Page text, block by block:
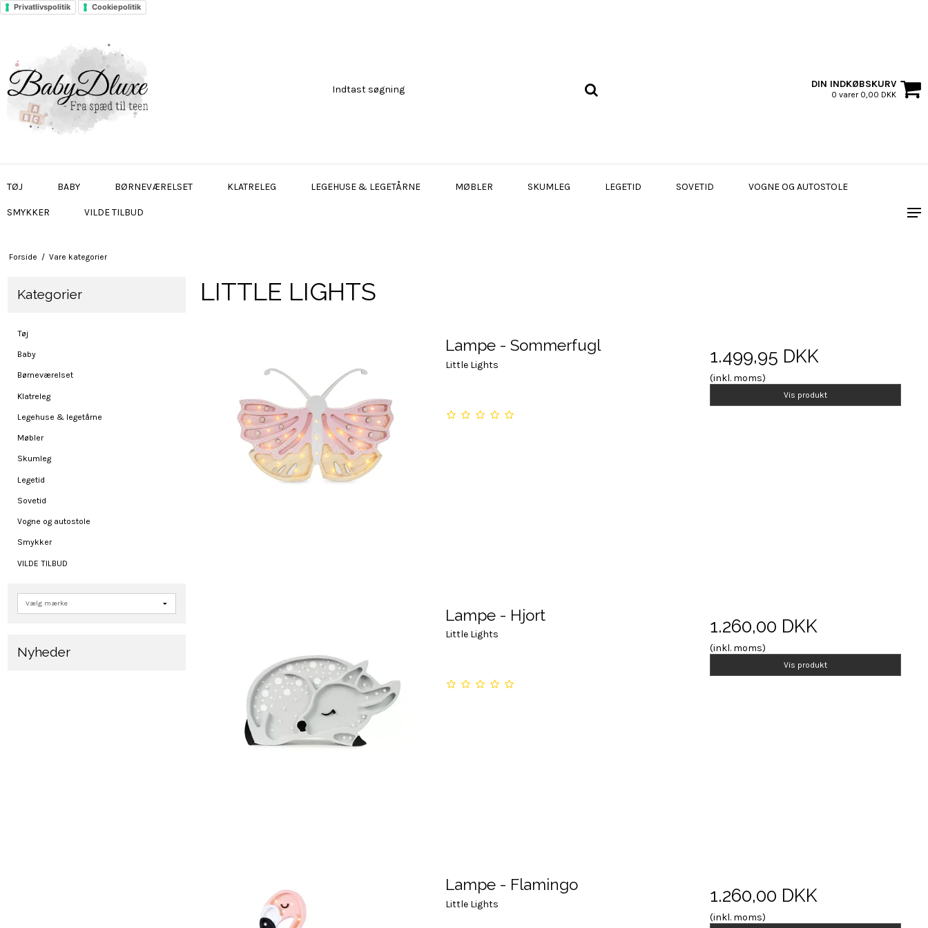
Privatlivspolitik Cookiepolitik
DIN INDKØBSKURV
0 varer 0,00 DKK
TØJ BABY BØRNEVÆRELSET KLATRELEG LEGEHUSE & LEGETÅRNE MØBLER SKUMLEG LEGETID SOVETID VOGNE OG AUTOSTOLE
SMYKKER VILDE TILBUD
Forside / Vare kategorier
Kategorier
Tøj
Baby
Børneværelset
Klatreleg
Legehuse & legetårne
Møbler
Skumleg
Legetid
Sovetid
Vogne og autostole
Smykker
VILDE TILBUD
Nyheder
LITTLE LIGHTS
Lampe - Sommerfugl
Little Lights 1.499,95 DKK
(inkl. moms)
Vis produkt
Lampe - Hjort
Little Lights 1.260,00 DKK
(inkl. moms)
Vis produkt
Lampe - Flamingo
Little Lights 1.260,00 DKK
(inkl. moms)